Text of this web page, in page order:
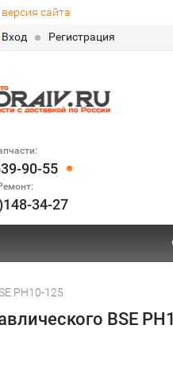
сайта
Вход Регистрация
90-55
34-27
PH10-125
BSE